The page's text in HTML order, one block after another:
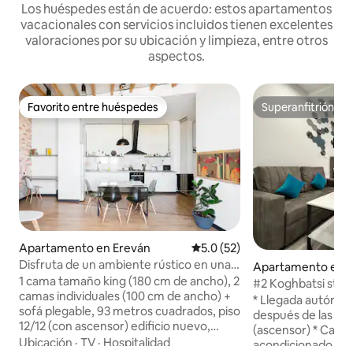
Los huéspedes están de acuerdo: estos apartamentos
vacacionales con servicios incluidos tienen excelentes
valoraciones por su ubicación y limpieza, entre otros
aspectos.
Favorito entre huéspedes
Favorito entre huéspedes
Apartamento en Ereván Calificación promedio: 5.0 de
5.0 (52)
Disfruta de un ambiente rústico en una
espaciosa morada con balcón
1 cama tamaño king (180 cm de ancho), 2
camas individuales (100 cm de ancho) +
sofá plegable, 93 metros cuadrados, piso
12/12 (con ascensor) edificio nuevo,
balcón abierto, mesa de centro, mesa de
Ubicación · TV · Hospitalidad
Superanfitrión
Superanfitrión
Apartamento en
#2 Koghbatsi str.
Republic Sq.
* Llegada
después de las
(ascensor) *